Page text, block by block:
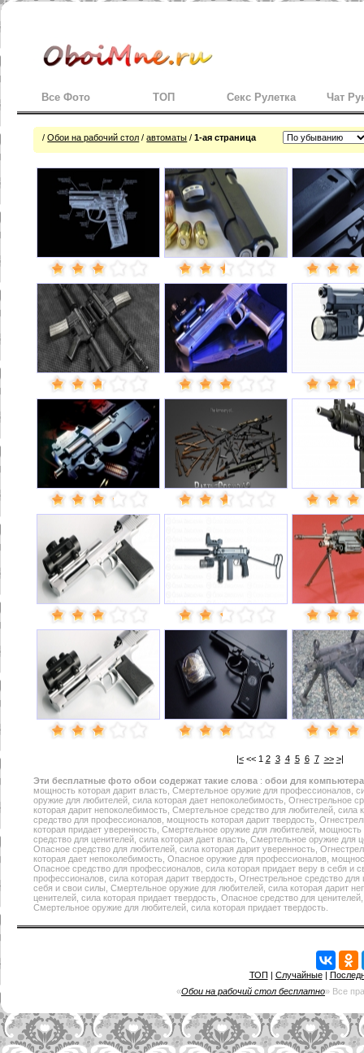
Все Фото ТОП Секс Рулетка Чат
/Обои на рабочий стол /автоматы /1-ая страница
|< << 1 2 3 4 5 6 7 >> >|
Эти бесплатные фото обои содержат такие слова : обои для компьютера
мощность которая дарит власть, Смертельное оружие для профессионалов,
оружие для любителей, сила которая дает непоколебимость, Огнестрельное
которая дарит непоколебимость, Смертельное средство для любителей, сила
средство для профессионалов, мощность которая дарит твердость,
которая придает уверенность, Смертельное оружие для любителей, мощность
средство для ценителей, сила которая дает власть, Смертельное оружие для
Опасное средство для любителей, сила которая дарит уверенность,
которая дает непоколебимость, Опасное оружие для профессионалов,
Опасное средство для профессионалов, сила которая придает веру в себя и
профессионалов, сила которая дарит твердость, Огнестрельное средство
себя и свои силы, Смертельное оружие для любителей, сила которая дарит
ценителей, сила которая придает твердость, Опасное средство для
Смертельное оружие для любителей, сила которая придает твердость.
ТОП | Случайные|
«Обои на рабочий стол бесплатно» Все